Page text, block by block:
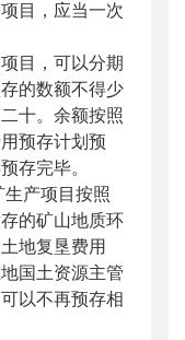
目，应当一次
目，可以分期
的数额不得少
十。余额按照
预存计划预
存完毕。
产项目按照
的矿山地质环
地复垦费用
国土资源主管
以不再预存相